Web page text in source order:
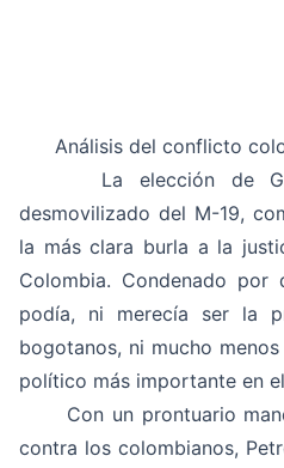
Análisis del conflicto
La elección de
desmovilizado del M-19,
la más clara burla a la
Colombia. Condenado por
podía, ni merecía ser la
bogotanos, ni mucho
político más importante en
Con un prontuario
contra los colombianos,